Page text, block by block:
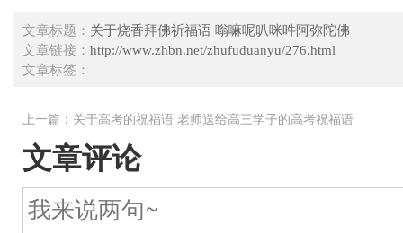
文章标题： 关于烧香拜佛祈福语 嗡嘛呢叭咪吽阿弥陀佛
文章链接： http://www.zhbn.net/zhufuduanyu/276.html
文章标签：
上一篇： 关于高考的祝福语 老师送给高三学子的高考祝福语
文章评论